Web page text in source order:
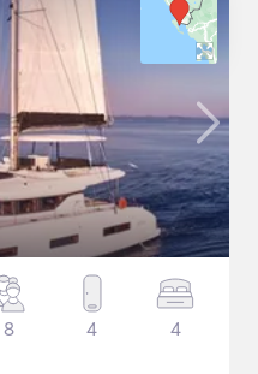
8 4 4